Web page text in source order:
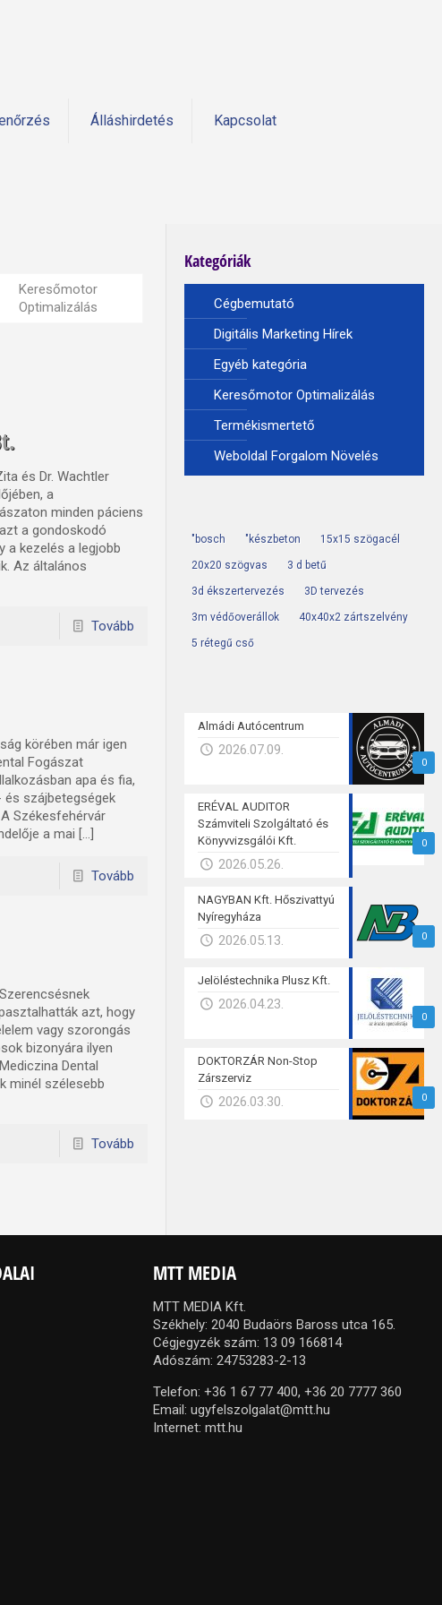
Álláshirdetés Kapcsolat
Keresőmotor
Optimalizálás
és Dr. Wachtler
a
minden páciens
a gondoskodó
a kezelés a legjobb
Az általános
Tovább
körében már igen
Fogászat
apa és fia,
és szájbetegségek
Székesfehérvár
a mai […]
Tovább
azt, hogy
vagy szorongás
bizonyára ilyen
Dental
minél szélesebb
Tovább
Kategóriák
Cégbemutató
Digitális Marketing Hírek
Egyéb kategória
Keresőmotor Optimalizálás
Termékismertető
Weboldal Forgalom Növelés
"bosch "készbeton 15x15 szögacél
20x20 szögvas 3 d betű
3d ékszertervezés 3D tervezés
3m védőoverállok 40x40x2 zártszelvény
5 rétegű cső
0
Almádi Autócentrum
2026.07.09.
0
ERÉVAL AUDITOR
Számviteli Szolgáltató és
Könyvvizsgálói Kft.
2026.05.26.
0
NAGYBAN Kft. Hőszivattyú
Nyíregyháza
2026.05.13.
0
Jelöléstechnika Plusz Kft.
2026.04.23.
0
DOKTORZÁR Non-Stop
Zárszerviz
2026.03.30.
MTT MEDIA
MTT MEDIA Kft.
Székhely: 2040 Budaörs Baross utca 165.
Cégjegyzék szám: 13 09 166814
Adószám: 24753283-2-13
Telefon:+36 1 67 77 400, +36 20 7777 360
Email:ugyfelszolgalat@mtt.hu
Internet:mtt.hu